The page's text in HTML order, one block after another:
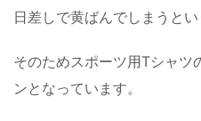
日差しで黄ばんでしまうと
そのためスポーツ用Tシャツ
ンとなっています。